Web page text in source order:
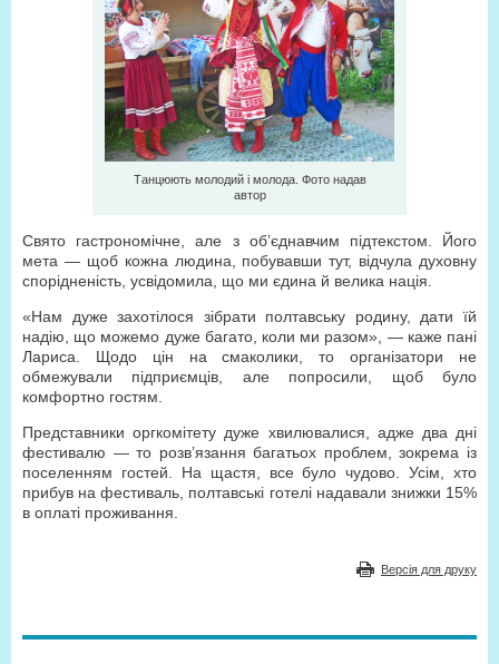
Танцюють молодий і молода. Фото надав
автор
Свято гастрономічне, але з об’єднавчим підтекстом. Його
мета — щоб кожна людина, побувавши тут, відчула духовну
спорідненість, усвідомила, що ми єдина й велика нація.
«Нам дуже захотілося зібрати полтавську родину, дати їй
надію, що можемо дуже багато, коли ми разом», — каже пані
Лариса. Щодо цін на смаколики, то організатори не
обмежували підприємців, але попросили, щоб було
комфортно гостям.
Представники оргкомітету дуже хвилювалися, адже два дні
фестивалю — то розв’язання багатьох проблем, зокрема із
поселенням гостей. На щастя, все було чудово. Усім, хто
прибув на фестиваль, полтавські готелі надавали знижки 15%
в оплаті проживання.
Версія для друку